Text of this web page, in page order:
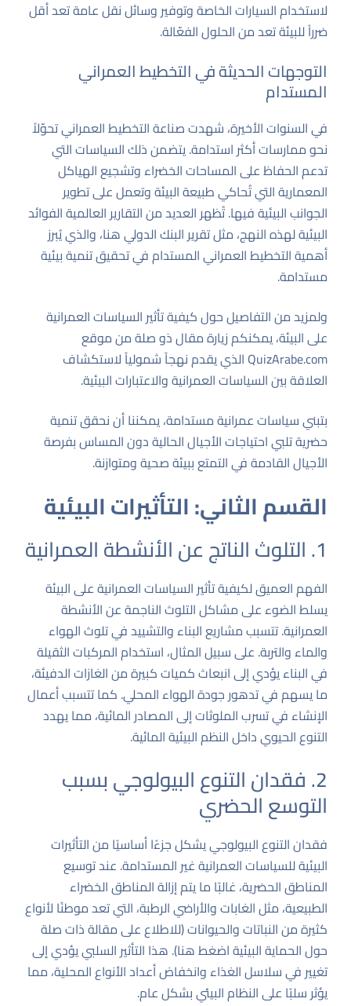
لاستخدام السيارات الخاصة وتوفير وسائل نقل عامة تعد أقل
ضرراً للبيئة تعد من الحلول الفعّالة.
التوجهات الحديثة في التخطيط العمراني
المستدام
في السنوات الأخيرة، شهدت صناعة التخطيط العمراني تحوّلاً
نحو ممارسات أكثر استدامة. يتضمن ذلك السياسات التي
تدعم الحفاظ على المساحات الخضراء وتشجيع الهياكل
المعمارية التي تُحاكي طبيعة البيئة وتعمل على تطوير
الجوانب البيئية فيها. تُظهر العديد من التقارير العالمية الفوائد
البيئية لهذه النهج، مثل تقرير البنك الدوليهنا، والذي يُبرز
أهمية التخطيط العمراني المستدام في تحقيق تنمية بيئية
مستدامة.
ولمزيد من التفاصيل حول كيفية تأثير السياسات العمرانية
على البيئة، يمكنكم زيارةمقال ذو صلةمن موقع
QuizArabe.com الذي يقدم نهجاً شمولياً لاستكشاف
العلاقة بين السياسات العمرانية والاعتبارات البيئية.
بتبني سياسات عمرانية مستدامة، يمكننا أن نحقق تنمية
حضرية تلبي احتياجات الأجيال الحالية دون المساس بفرصة
الأجيال القادمة في التمتع ببيئة صحية ومتوازنة.
القسم الثاني: التأثيرات البيئية
1. التلوث الناتج عن الأنشطة العمرانية
الفهم العميق لكيفية تأثير السياسات العمرانية على البيئة
يسلط الضوء على مشاكل التلوث الناجمة عن الأنشطة
العمرانية. تتسبب مشاريع البناء والتشييد في تلوث الهواء
والماء والتربة. على سبيل المثال، استخدام المركبات الثقيلة
في البناء يؤدي إلى انبعاث كميات كبيرة من الغازات الدفيئة،
ما يسهم في تدهور جودة الهواء المحلي. كما تتسبب أعمال
الإنشاء في تسرب الملوثات إلى المصادر المائية، مما يهدد
التنوع الحيوي داخل النظم البيئية المائية.
2. فقدان التنوع البيولوجي بسبب
التوسع الحضري
فقدان التنوع البيولوجي يشكل جزءًا أساسيًا من التأثيرات
البيئية للسياسات العمرانية غير المستدامة. عند توسيع
المناطق الحضرية، غالبًا ما يتم إزالة المناطق الخضراء
الطبيعية، مثل الغابات والأراضي الرطبة، التي تعد موطنًا لأنواع
كثيرة من النباتات والحيوانات (للاطلاع على مقالة ذات صلة
حول الحماية البيئيةاضغط هنا). هذا التأثير السلبي يؤدي إلى
تغيير في سلاسل الغذاء وانخفاض أعداد الأنواع المحلية، مما
يؤثر سلبًا على النظام البيئي بشكل عام.